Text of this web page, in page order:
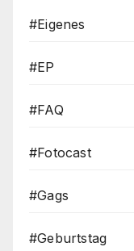
#Eigenes
#EP
#FAQ
#Fotocast
#Gags
#Geburtstag